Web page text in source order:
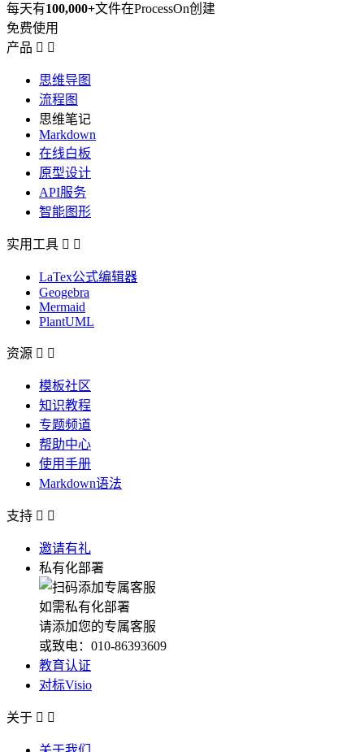
每天有100,000+文件在ProcessOn创建
免费使用
产品  
思维导图
流程图
思维笔记
Markdown
在线白板
原型设计
API服务
智能图形
实用工具  
LaTex公式编辑器
Geogebra
Mermaid
PlantUML
资源  
模板社区
知识教程
专题频道
帮助中心
使用手册
Markdown语法
支持  
邀请有礼
私有化部署
如需私有化部署
请添加您的专属客服
或致电：010-86393609
教育认证
对标Visio
关于  